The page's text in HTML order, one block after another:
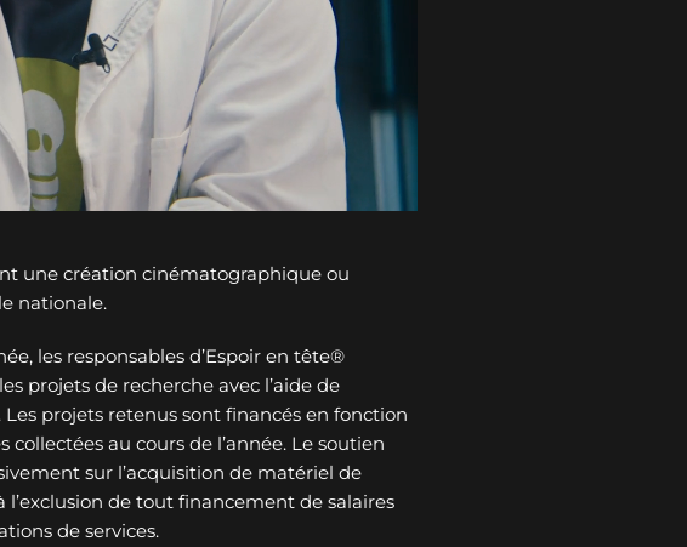
une création cinématographique ou
nationale.
les responsables d’Espoir en tête®
projets de recherche avec l’aide de
Les projets retenus sont financés en fonction
collectées au cours de l’année. Le soutien
sur l’acquisition de matériel de
l’exclusion de tout financement de salaires
de services.